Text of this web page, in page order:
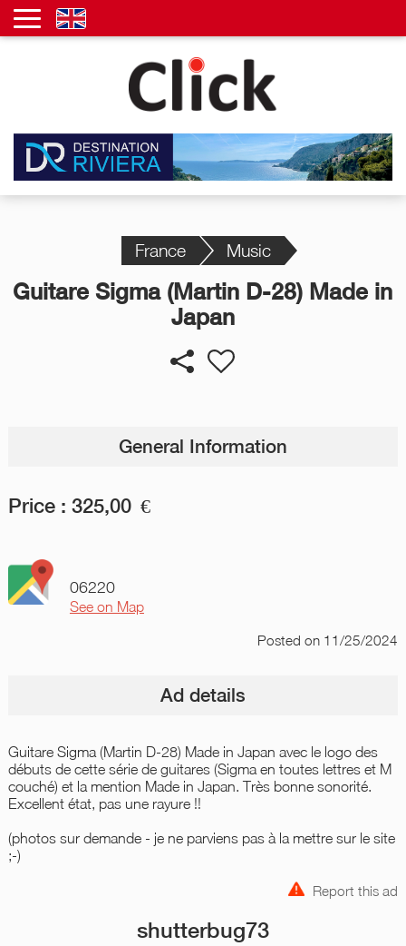
France Music
Guitare Sigma (Martin D-28) Made in
Japan
General Information
Price : 325,00 €
06220
See on Map
Postedon 11/25/2024
Ad details
Guitare Sigma (Martin D-28) Made in Japan avec le logo des
débuts de cette série de guitares (Sigma en toutes lettres et M
couché) et la mention Made in Japan. Très bonne sonorité.
Excellent état, pas une rayure !!
(photos sur demande - je ne parviens pas à la mettre sur le site
;-)
Report this ad
shutterbug73